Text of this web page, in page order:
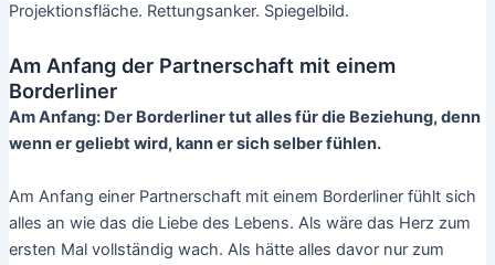
Projektionsfläche. Rettungsanker. Spiegelbild.
Am Anfang der Partnerschaft mit einem
Borderliner
Am Anfang: Der Borderliner tut alles für die Beziehung, denn
wenn er geliebt wird, kann er sich selber fühlen.
Am Anfang einer Partnerschaft mit einem Borderliner fühlt sich
alles an wie das die Liebe des Lebens. Als wäre das Herz zum
ersten Mal vollständig wach. Als hätte alles davor nur zum